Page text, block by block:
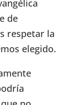
de
respetar la
elegido.